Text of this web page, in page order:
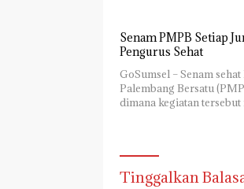
Senam PMPB Setiap
Pengurus Sehat
GoSumsel – Senam
Palembang Bersatu
dimana kegiatan
Tinggalkan